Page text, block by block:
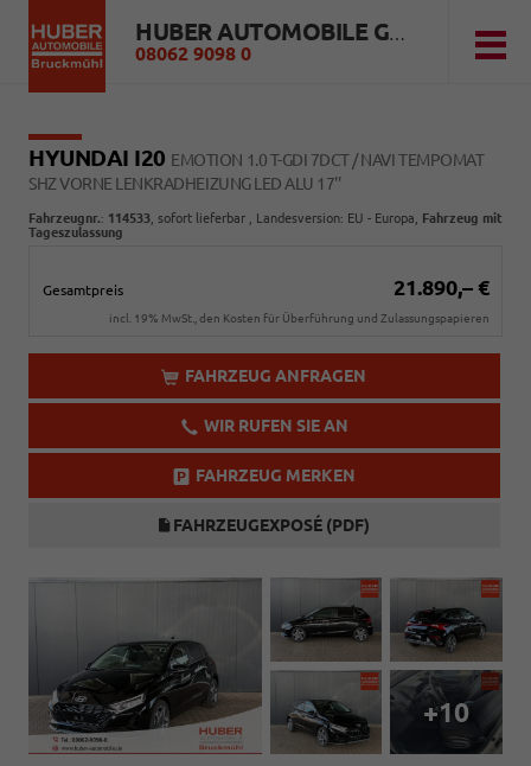
HUBER AUTOMOBILE GMBH
08062 9098 0
HYUNDAI I20 EMOTION 1.0 T-GDI 7DCT / NAVI TEMPOMAT
SHZ VORNE LENKRADHEIZUNG LED ALU 17''
Fahrzeugnr.: 114533 sofort lieferbar , Landesversion: EU - Europa, Fahrzeug mit
Tageszulassung
Gesamtpreis 21.890,– €
incl. 19% MwSt., den Kosten für Überführung und Zulassungspapieren
FAHRZEUG ANFRAGEN
WIR RUFEN SIE AN
FAHRZEUG MERKEN
FAHRZEUGEXPOSÉ (PDF)
+10